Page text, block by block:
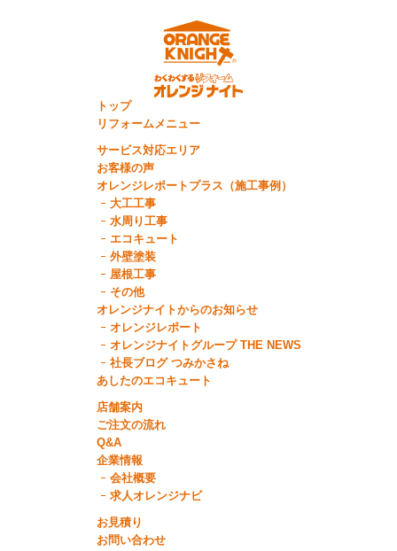
トップ
リフォームメニュー
サービス対応エリア
お客様の声
オレンジレポートプラス（施工事例）
大工工事
水周り工事
エコキュート
外壁塗装
屋根工事
その他
オレンジナイトからのお知らせ
オレンジレポート
オレンジナイトグループ THE NEWS
社長ブログ つみかさね
あしたのエコキュート
店舗案内
ご注文の流れ
Q&A
企業情報
会社概要
求人オレンジナビ
お見積り
お問い合わせ